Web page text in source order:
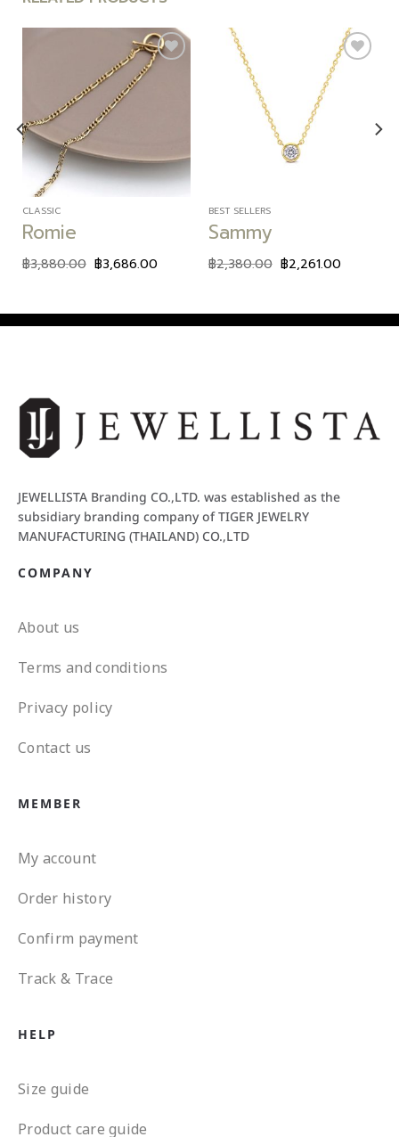
CLASSIC
Romie
฿3,880.00 ฿3,686.00
BEST SELLERS
Sammy
฿2,380.00 ฿2,261.00
JEWELLISTA Branding CO.,LTD. was established as the
subsidiary branding company of TIGER JEWELRY
MANUFACTURING (THAILAND) CO.,LTD
COMPANY
About us
Terms and conditions
Privacy policy
Contact us
MEMBER
My account
Order history
Confirm payment
Track & Trace
HELP
Size guide
Product care guide